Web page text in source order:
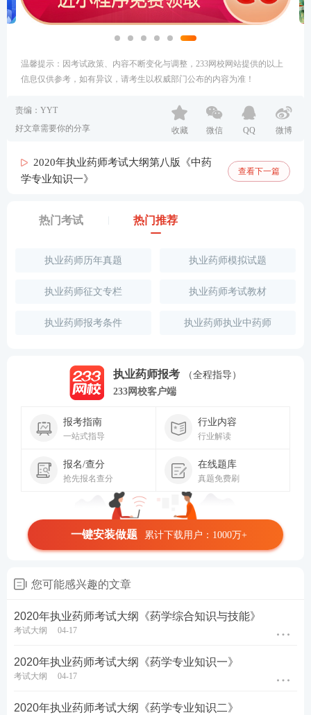
温馨提示：因考试政策、内容不断变化与调整，233网校网站提供的以上
信息仅供参考，如有异议，请考生以权威部门公布的内容为准！
责编：YYT
好文章需要你的分享
收藏 微信 QQ 微博
2020年执业药师考试大纲第八版《中药
学专业知识一》
查看下一篇
热门考试 热门推荐
执业药师历年真题 执业药师模拟试题
执业药师征文专栏 执业药师考试教材
执业药师报考条件 执业药师执业中药师
执业药师报考
（全程指导）
233网校客户端
报考指南
一站式指导
行业内容
行业解读
报名/查分
抢先报名查分
在线题库
真题免费刷
一键安装做题 累计下载用户：1000万+
您可能感兴趣的文章
2020年执业药师考试大纲《药学综合知识与技能》
考试大纲 04-17
2020年执业药师考试大纲《药学专业知识一》
考试大纲 04-17
2020年执业药师考试大纲《药学专业知识二》